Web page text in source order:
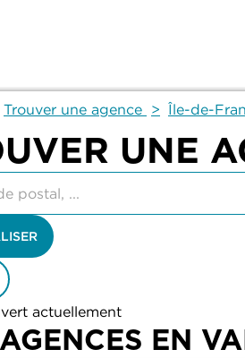
Trouver une agence Île-de-
UNE
actuellement
EN